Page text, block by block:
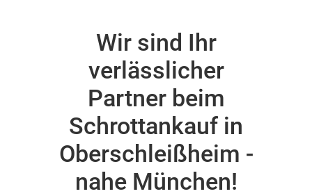
Wir sind Ihr
verlässlicher
Partner beim
Schrottankauf in
Oberschleißheim -
nahe München!